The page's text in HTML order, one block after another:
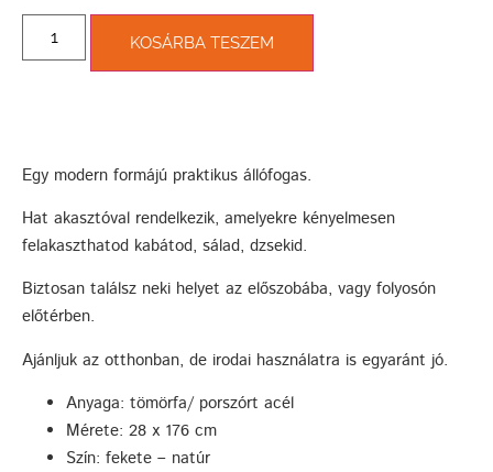
KOSÁRBA TESZEM
Egy modern formájú praktikus állófogas.
Hat akasztóval rendelkezik, amelyekre kényelmesen
felakaszthatod kabátod, sálad, dzsekid.
Biztosan találsz neki helyet az előszobába, vagy folyosón
előtérben.
Ajánljuk az otthonban, de irodai használatra is egyaránt jó.
Anyaga: tömörfa/ porszórt acél
Mérete: 28 x 176 cm
Szín: fekete – natúr